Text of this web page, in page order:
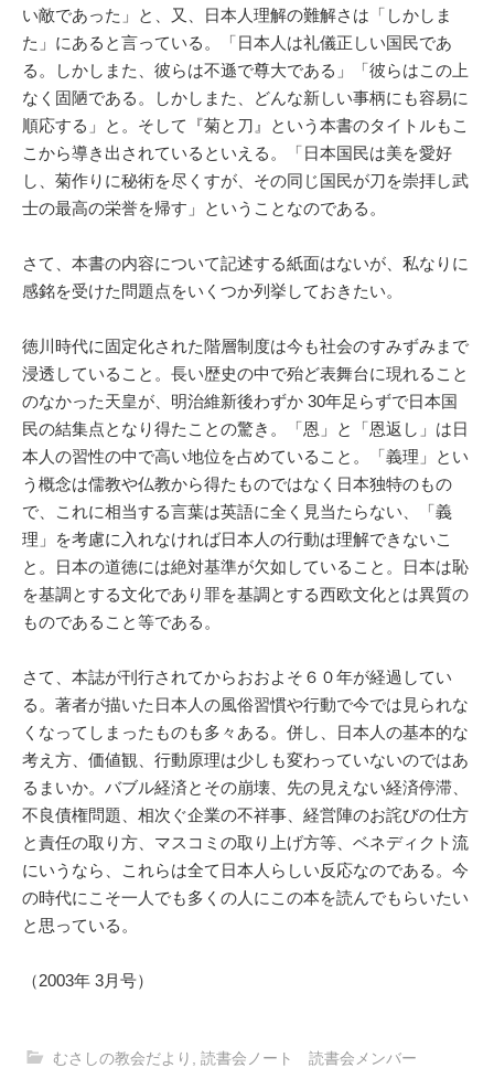
い敵であった」と、又、日本人理解の難解さは「しかしま
た」にあると言っている。「日本人は礼儀正しい国民であ
る。しかしまた、彼らは不遜で尊大である」「彼らはこの上
なく固陋である。しかしまた、どんな新しい事柄にも容易に
順応する」と。そして『菊と刀』という本書のタイトルもこ
こから導き出されているといえる。「日本国民は美を愛好
し、菊作りに秘術を尽くすが、その同じ国民が刀を崇拝し武
士の最高の栄誉を帰す」ということなのである。
さて、本書の内容について記述する紙面はないが、私なりに
感銘を受けた問題点をいくつか列挙しておきたい。
徳川時代に固定化された階層制度は今も社会のすみずみまで
浸透していること。長い歴史の中で殆ど表舞台に現れること
のなかった天皇が、明治維新後わずか 30年足らずで日本国
民の結集点となり得たことの驚き。「恩」と「恩返し」は日
本人の習性の中で高い地位を占めていること。「義理」とい
う概念は儒教や仏教から得たものではなく日本独特のもの
で、これに相当する言葉は英語に全く見当たらない、「義
理」を考慮に入れなければ日本人の行動は理解できないこ
と。日本の道徳には絶対基準が欠如していること。日本は恥
を基調とする文化であり罪を基調とする西欧文化とは異質の
ものであること等である。
さて、本誌が刊行されてからおおよそ６０年が経過してい
る。著者が描いた日本人の風俗習慣や行動で今では見られな
くなってしまったものも多々ある。併し、日本人の基本的な
考え方、価値観、行動原理は少しも変わっていないのではあ
るまいか。バブル経済とその崩壊、先の見えない経済停滞、
不良債権問題、相次ぐ企業の不祥事、経営陣のお詫びの仕方
と責任の取り方、マスコミの取り上げ方等、ベネディクト流
にいうなら、これらは全て日本人らしい反応なのである。今
の時代にこそ一人でも多くの人にこの本を読んでもらいたい
と思っている。
（2003年 3月号）
むさしの教会だより 読書会ノート 読書会メンバー